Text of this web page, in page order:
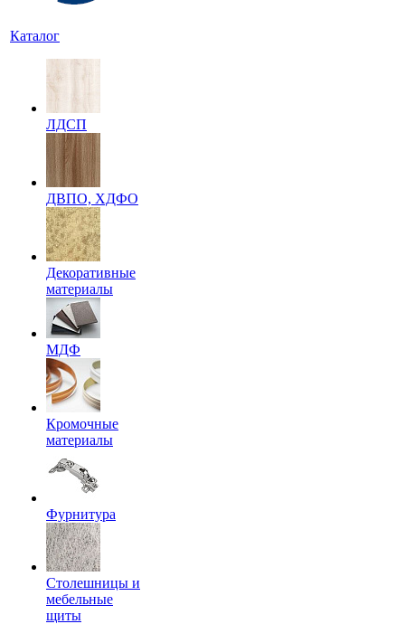
Каталог
ЛДСП
ДВПО, ХДФО
Декоративные
материалы
МДФ
Кромочные
материалы
Фурнитура
Столешницы и
мебельные
щиты